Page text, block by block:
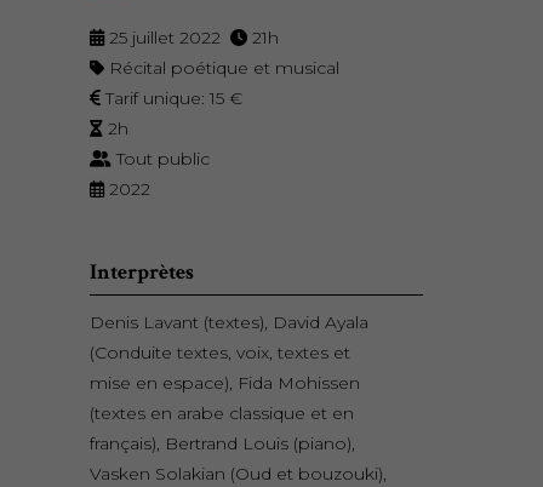
25 juillet 2022
21h
Récital poétique et musical
Tarif unique: 15 €
2h
Tout public
2022
Interprètes
Denis Lavant (textes), David Ayala
(Conduite textes, voix, textes et
mise en espace), Fida Mohissen
(textes en arabe classique et en
français), Bertrand Louis (piano),
Vasken Solakian (Oud et bouzouki),